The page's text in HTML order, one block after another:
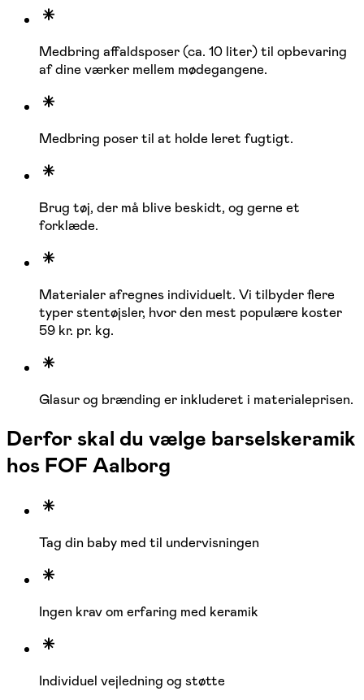
Medbring affaldsposer (ca. 10 liter) til opbevaring
af dine værker mellem mødegangene.
Medbring poser til at holde leret fugtigt.
Brug tøj, der må blive beskidt, og gerne et
forklæde.
Materialer afregnes individuelt. Vi tilbyder flere
typer stentøjsler, hvor den mest populære koster
59 kr. pr. kg.
Glasur og brænding er inkluderet i materialeprisen.
Derfor skal du vælge barselskeramik
hos FOF Aalborg
Tag din baby med til undervisningen
Ingen krav om erfaring med keramik
Individuel vejledning og støtte